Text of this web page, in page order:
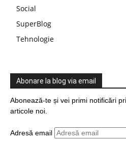
Social
SuperBlog
Tehnologie
Abonare la blog via email
Abonează-te și vei primi notificări
articole noi.
Adresă email